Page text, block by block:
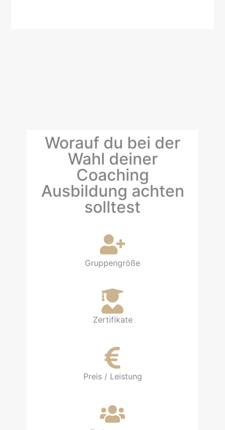
Worauf du bei der
Wahl deiner
Coaching
Ausbildung achten
solltest
Gruppengröße​
Zertifikate​​
Preis / Leistung